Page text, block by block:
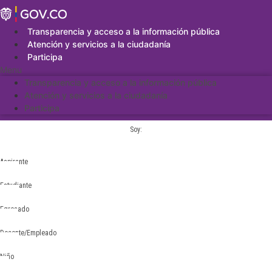
Saltar
al
contenidoTransparencia y acceso a la información pública
Atención y servicios a la ciudadanía
Participa
Menu
Transparencia y acceso a la información pública
Atención y servicios a la ciudadanía
Participa
Soy:
Aspirante
Estudiante
Egresado
Docente/Empleado
Niño